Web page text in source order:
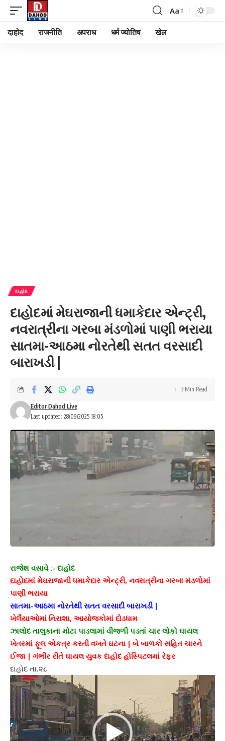
Font
Aa
दाहोद राजनीति अपराध धर्म ज्योतिष खेल
દાહોદ
દાહોદમાં મેઘરાજાની ધમાકેદાર એન્ટ્રી,
નવરાત્રીના ગરબા મંડળોમાં પાણી ભરાયા
સાતમા-આઠમા નોરતેથી સતત વરસાદી
બારાખડી |
Last updated: 28/09/2025 18:05
Editor Dahod Live
3 Min Read
રાજેશ વસાવે :- દાહોદ
દાહોદમાં મેઘરાજાની ધમાકેદાર એન્ટ્રી, નવરાત્રીના ગરબા મંડળોમાં
પાણી ભરાયા
સાતમા-આઠમા નોરતેથી સતત વરસાદી બારાખડી |
ખેલૈયાઓમાં નિરાશા, આયોજકોમાં દોડધામ
ઝાલોદ તાલુકાના મોટા પાડલામાં વીજળી પડતાં ચાર લોકો ઘાયલ
ખેતરમાં ફૂલ એકત્ર કરતી વખતે ઘટના | બે બાળકો સહિત ચારને
ઈજા | ગંભીર રીતે ઘાયલ યુવક દાહોદ હોસ્પિટલમાં રેફર
દાહોદ તા.૨૮
Video
Player